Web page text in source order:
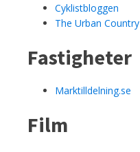
Cyklistbloggen
The Urban Country
Fastigheter
Marktilldelning.se
Film